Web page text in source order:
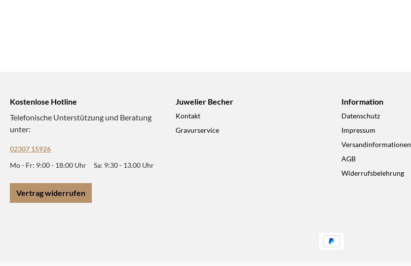
Kostenlose Hotline
Telefonische Unterstützung und Beratung
unter:
02307 15926
Mo - Fr: 9:00 - 18:00 Uhr Sa: 9:30 - 13.00 Uhr
Vertrag widerrufen
Juwelier Becher
Kontakt
Gravurservice
Information
Datenschutz
Impressum
Versandinformationen
AGB
Widerrufsbelehrung